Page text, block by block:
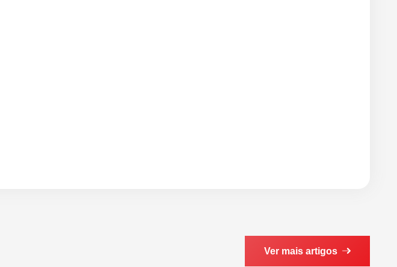
Ver mais artigos